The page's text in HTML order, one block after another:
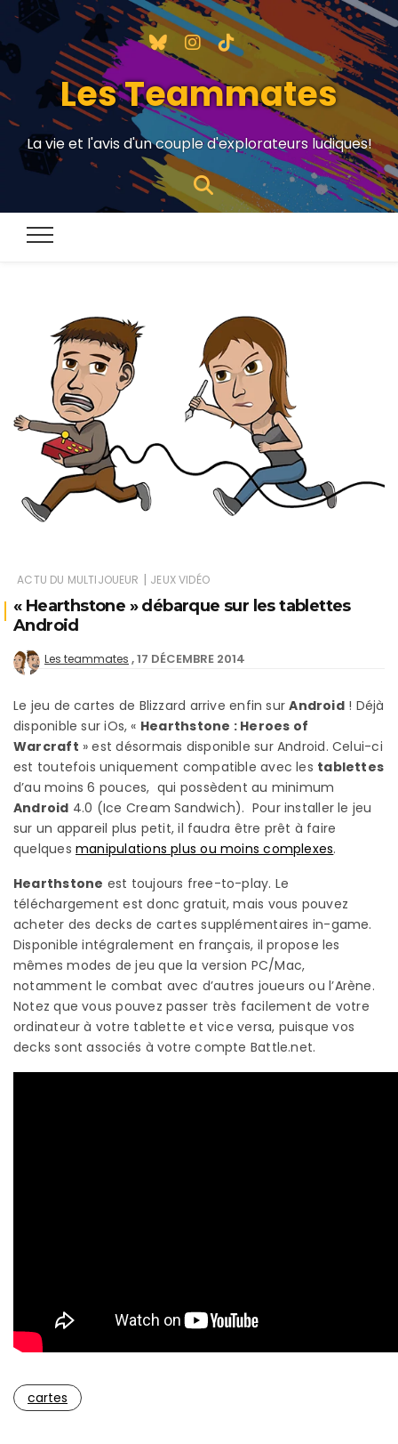
Les Teammates
La vie et l'avis d'un couple d'explorateurs ludiques!
ACTU DU MULTIJOUEUR | JEUX VIDÉO
« Hearthstone » débarque sur les tablettes
Android
Les teammates 17 DÉCEMBRE 2014
Le jeu de cartes de Blizzard arrive enfin surAndroid! Déjà
disponible sur iOs, « Hearthstone : Heroes of
Warcraft » est désormais disponible sur Android. Celui-ci
est toutefois uniquement compatible avec les tablettes
d’au moins 6 pouces, qui possèdent au minimum
Android 4.0 (Ice Cream Sandwich). Pour installer le jeu
sur un appareil plus petit, il faudra être prêt à faire
quelquesmanipulations plus ou moins complexes.
Hearthstone est toujours free-to-play. Le
téléchargement est donc gratuit, mais vous pouvez
acheter des decks de cartes supplémentaires in-game.
Disponible intégralement en français, il propose les
mêmes modes de jeu que la version PC/Mac,
notamment le combat avec d’autres joueurs ou l’Arène.
Notez que vous pouvez passer très facilement de votre
ordinateur à votre tablette et vice versa, puisque vos
decks sont associés à votre compte Battle.net.
cartes